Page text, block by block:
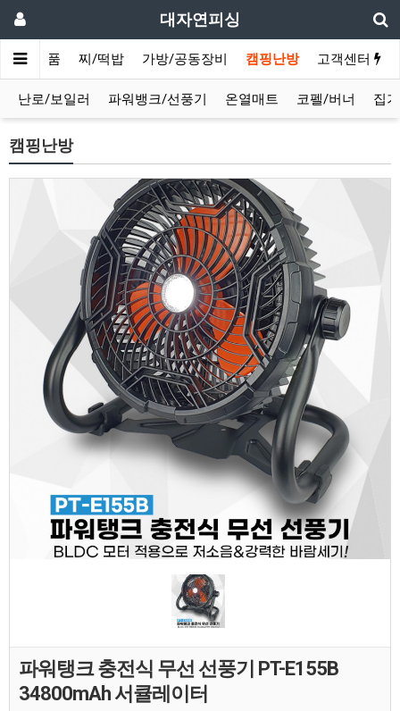
대자연피싱
채비/소품 찌/떡밥 가방/공동장비 캠핑난방 고객센터
난로/보일러 파워뱅크/선풍기 온열매트 코펠/버너 집
캠핑난방
파워탱크 충전식 무선 선풍기 PT-E155B
34800mAh 서큘레이터